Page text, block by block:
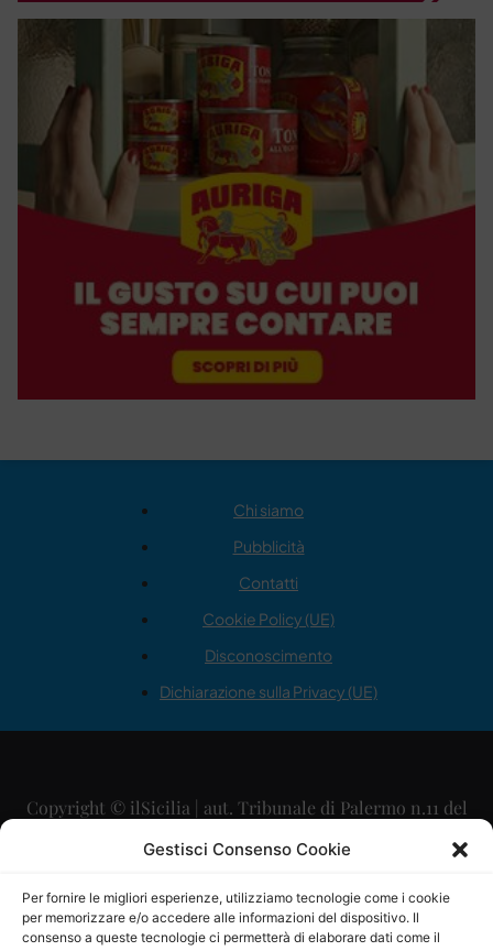
Gestisci Consenso Cookie
Per fornire le migliori esperienze, utilizziamo tecnologie come i cookie
per memorizzare e/o accedere alle informazioni del dispositivo. Il
consenso a queste tecnologie ci permetterà di elaborare dati come il
Chi siamo
Pubblicità
Contatti
Cookie Policy (UE)
Disconoscimento
Dichiarazione sulla Privacy (UE)
Copyright © ilSicilia | aut. Tribunale di Palermo n.11 del
29/09/2015
Direttore Editoriale: Maurizio Scaglione